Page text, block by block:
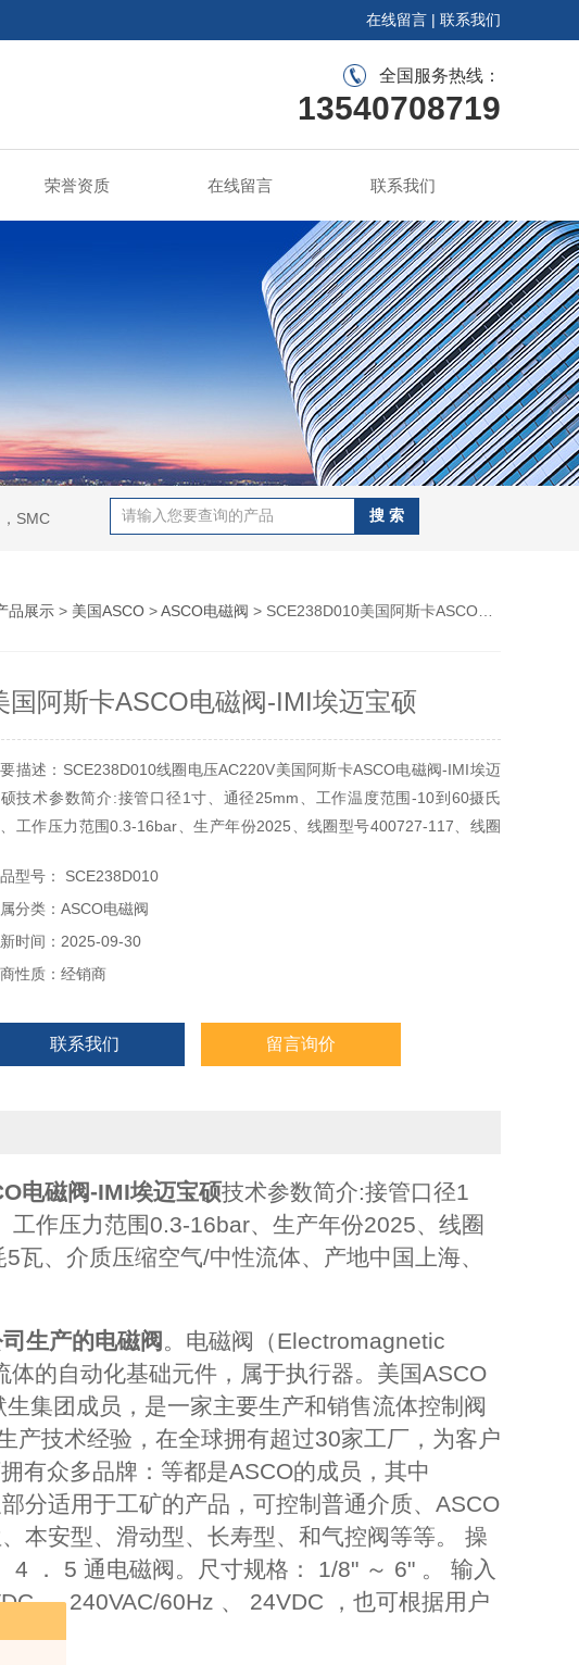
在线留言 | 联系我们
全国服务热线：
13540708719
荣誉资质 在线留言 联系我们
SMC
品展示 > 美国ASCO >ASCO电磁阀 > SCE238D010美国阿斯卡ASCO电磁阀-IMI埃迈宝硕
国阿斯卡ASCO电磁阀-IMI埃迈宝硕
描述：SCE238D010线圈电压AC220V美国阿斯卡ASCO电磁阀-IMI埃迈
技术参数简介:接管口径1寸、通径25mm、工作温度范围-10到60摄氏
工作压力范围0.3-16bar、生产年份2025、线圈型号400727-117、线圈
、ASCO电磁阀是美国ASCO JOUCOMATIC公司生产的电磁
型号： SCE238D010
分类：ASCO电磁阀
时间：2025-09-30
性质：经销商
联系我们 留言询价
电磁阀-IMI埃迈宝硕技术参数简介:接管口径1
作压力范围0.3-16bar、生产年份2025、线圈
、介质压缩空气/中性流体、产地中国上海、
生产的电磁阀 。电磁阀（Electromagnetic
的自动化基础元件，属于执行器。美国ASCO
集团成员，是一家主要生产和销售流体控制阀
产技术经验，在全球拥有超过30家工厂，为客户
有众多品牌：等都是ASCO的成员，其中
分适用于工矿的产品，可控制普通介质、ASCO
本安型、滑动型、长寿型、和气控阀等等。 操
． 5 通电磁阀。尺寸规格： 1/8" ～ 6" 。 输入
、 240VAC/60Hz 、 24VDC ，也可根据用户